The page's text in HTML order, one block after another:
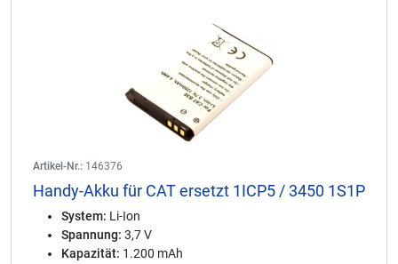
Artikel-Nr.: 146376
Handy-Akku für CAT ersetzt 1ICP5 / 3450 1S1P
System: Li-Ion
Spannung: 3,7 V
Kapazität: 1.200 mAh